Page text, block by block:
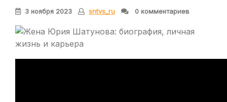
3 ноября 2023 sntvs_ru 0 комментариев